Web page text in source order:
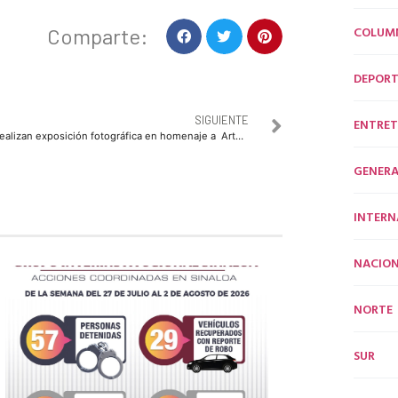
Comparte:
SIGUIENTE
Realizan exposición fotográfica en homenaje a Arturo Tolosa Campos
NORTE
SUR